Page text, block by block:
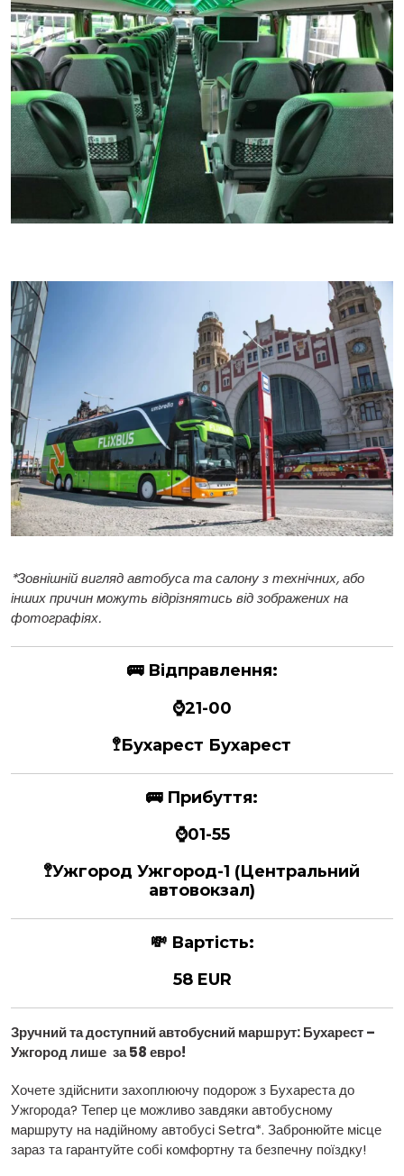
*Зовнішній вигляд автобуса та салону з технічних, або
інших причин можуть відрізнятись від зображених на
фотографіях.
🚌 Відправлення:
⌚21-00
🚏Бухарест Бухарест
🚌 Прибуття:
⌚01-55
🚏Ужгород Ужгород-1 (Центральний
автовокзал)
💸 Вартість:
58 EUR
Зручний та доступний автобусний маршрут: Бухарест –
Ужгород лише за 58 евро!
Хочете здійснити захоплюючу подорож з Бухареста до
Ужгорода? Тепер це можливо завдяки автобусному
маршруту на надійному автобусі Setra*. Забронюйте місце
зараз та гарантуйте собі комфортну та безпечну поїздку!